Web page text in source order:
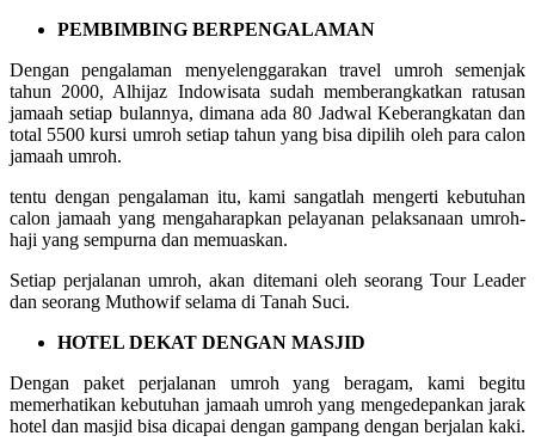
PEMBIMBING BERPENGALAMAN
Dengan pengalaman menyelenggarakan travel umroh semenjak
tahun 2000, Alhijaz Indowisata sudah memberangkatkan ratusan
jamaah setiap bulannya, dimana ada 80 Jadwal Keberangkatan dan
total 5500 kursi umroh setiap tahun yang bisa dipilih oleh para calon
jamaah umroh.
tentu dengan pengalaman itu, kami sangatlah mengerti kebutuhan
calon jamaah yang mengaharapkan pelayanan pelaksanaan umroh-
haji yang sempurna dan memuaskan.
Setiap perjalanan umroh, akan ditemani oleh seorang Tour Leader
dan seorang Muthowif selama di Tanah Suci.
HOTEL DEKAT DENGAN MASJID
Dengan paket perjalanan umroh yang beragam, kami begitu
memerhatikan kebutuhan jamaah umroh yang mengedepankan jarak
hotel dan masjid bisa dicapai dengan gampang dengan berjalan kaki.